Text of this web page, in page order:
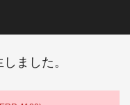
ました。